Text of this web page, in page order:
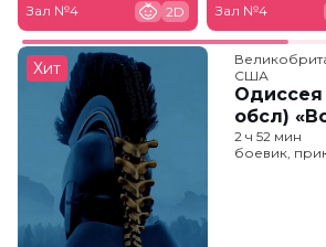
Зал №4
2D
Зал №4
Хит
США
Одиссея
обсл)
2 ч 52 мин
боевик,